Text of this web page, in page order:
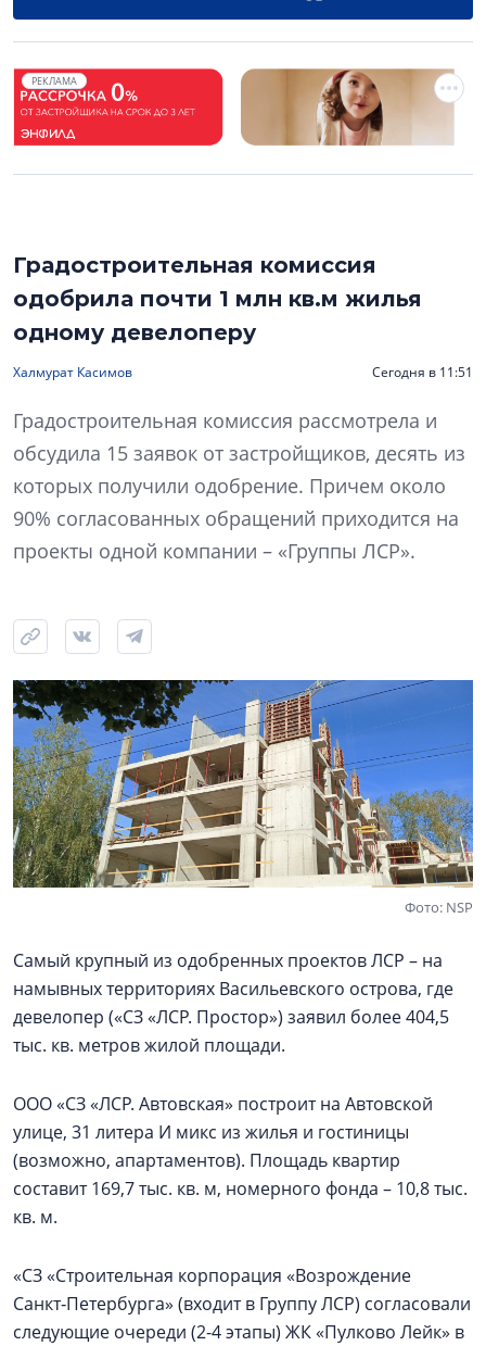
РЕКЛАМА
Градостроительная комиссия
одобрила почти 1 млн кв.м жилья
одному девелоперу
Халмурат Касимов Сегодня в 11:51
Градостроительная комиссия рассмотрела и
обсудила 15 заявок от застройщиков, десять из
которых получили одобрение. Причем около
90% согласованных обращений приходится на
проекты одной компании – «Группы ЛСР».
Фото: NSP
Самый крупный из одобренных проектов ЛСР – на
намывных территориях Васильевского острова, где
девелопер («СЗ «ЛСР. Простор») заявил более 404,5
тыс. кв. метров жилой площади.
ООО «СЗ «ЛСР. Автовская» построит на Автовской
улице, 31 литера И микс из жилья и гостиницы
(возможно, апартаментов). Площадь квартир
составит 169,7 тыс. кв. м, номерного фонда – 10,8 тыс.
кв. м.
«СЗ «Строительная корпорация «Возрождение
Санкт‑Петербурга» (входит в Группу ЛСР) согласовали
следующие очереди (2-4 этапы) ЖК «Пулково Лейк» в